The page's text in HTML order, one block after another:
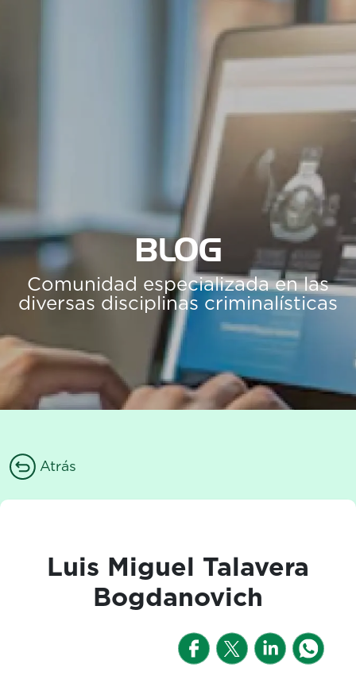
BLOG
Comunidad especializada en las
diversas disciplinas criminalísticas
Atrás
Luis Miguel Talavera
Bogdanovich